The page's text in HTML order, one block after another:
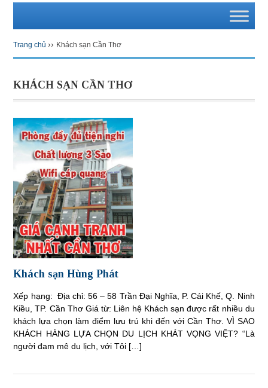
Trang chủ ›› Khách sạn Cần Thơ
KHÁCH SẠN CẦN THƠ
Khách sạn Hùng Phát
Xếp hạng: Địa chỉ: 56 – 58 Trần Đại Nghĩa, P. Cái Khế, Q. Ninh
Kiều, TP. Cần Thơ Giá từ: Liên hệ Khách sạn được rất nhiều du
khách lựa chọn làm điểm lưu trú khi đến với Cần Thơ. VÌ SAO
KHÁCH HÀNG LỰA CHỌN DU LỊCH KHÁT VỌNG VIỆT? “Là
người đam mê du lịch, với Tôi […]